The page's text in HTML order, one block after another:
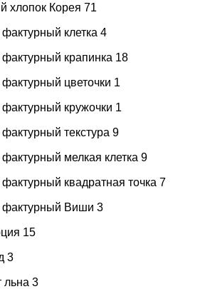
хлопок Корея 71
клетка 4
крапинка 18
цветочки 1
кружочки 1
текстура 9
мелкая клетка 9
квадратная точка 7
фактурный Виши 3
15
3
льна 3